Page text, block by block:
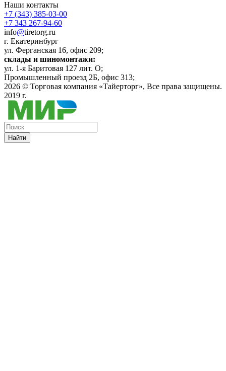
Наши контакты
+7 (343) 385-03-00
+7 343 267-94-60
info@tiretorg.ru
г. Екатеринбург
ул. Ферганская 16, офис 209;
склады и шиномонтажи:
ул. 1-я Баритовая 127 лит. О;
Промышленный проезд 2Б, офис 313;
2026 © Торговая компания «Тайерторг», Все права защищены.
2019 г.
Найти